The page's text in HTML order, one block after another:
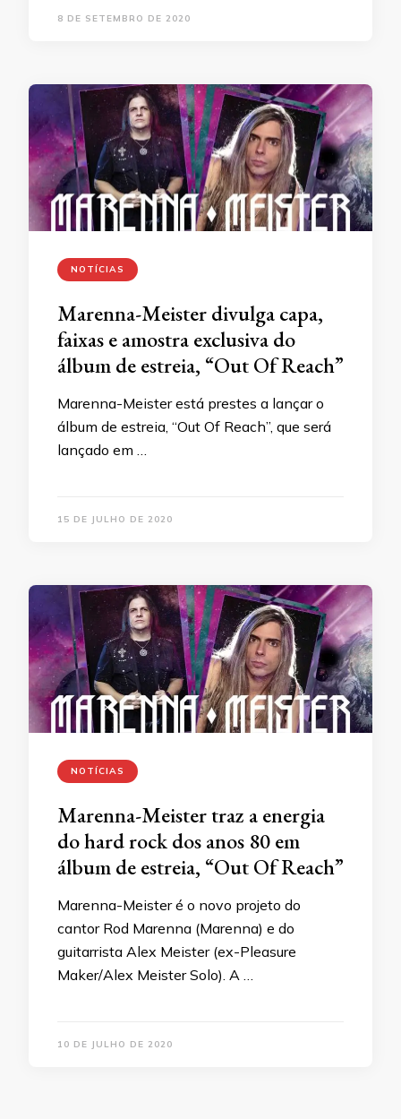
8 DE SETEMBRO DE 2020
NOTÍCIAS
Marenna-Meister divulga capa,
faixas e amostra exclusiva do
álbum de estreia, “Out Of Reach”
Marenna-Meister está prestes a lançar o
álbum de estreia, “Out Of Reach”, que será
lançado em …
15 DE JULHO DE 2020
NOTÍCIAS
Marenna-Meister traz a energia
do hard rock dos anos 80 em
álbum de estreia, “Out Of Reach”
Marenna-Meister é o novo projeto do
cantor Rod Marenna (Marenna) e do
guitarrista Alex Meister (ex-Pleasure
Maker/Alex Meister Solo). A …
10 DE JULHO DE 2020